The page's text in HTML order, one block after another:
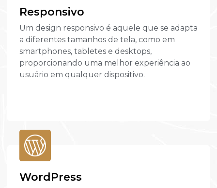
Responsivo
Um design responsivo é aquele que se adapta
a diferentes tamanhos de tela, como em
smartphones, tabletes e desktops,
proporcionando uma melhor experiência ao
usuário em qualquer dispositivo.
WordPress